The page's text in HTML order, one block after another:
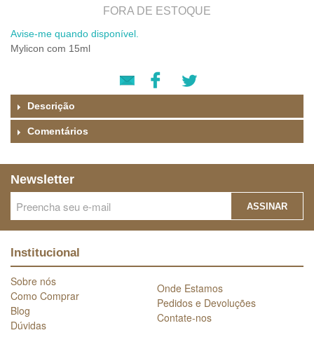
FORA DE ESTOQUE
Avise-me quando disponível.
Mylicon com 15ml
Descrição
Comentários
Newsletter
ASSINAR
Institucional
Sobre nós
Como Comprar
Blog
Dúvidas
Onde Estamos
Pedidos e Devoluções
Contate-nos